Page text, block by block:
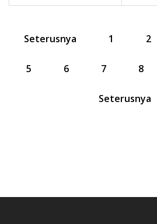
Seterusnya 1 2
5 6 7 8
Seterusnya